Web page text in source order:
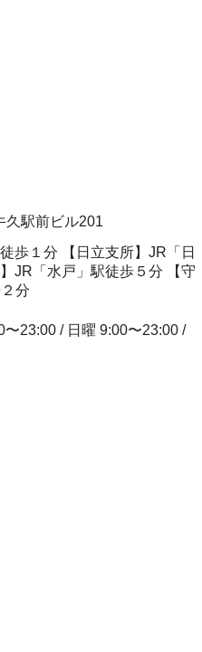
久駅前ビル201
歩１分 【日立支所】JR「日
JR「水戸」駅徒歩５分 【守
分
23:00 / 日曜 9:00〜23:00 /